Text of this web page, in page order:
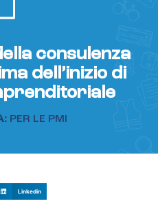
consulenza
dell’inizio di
PER LE PMI
Linkedin